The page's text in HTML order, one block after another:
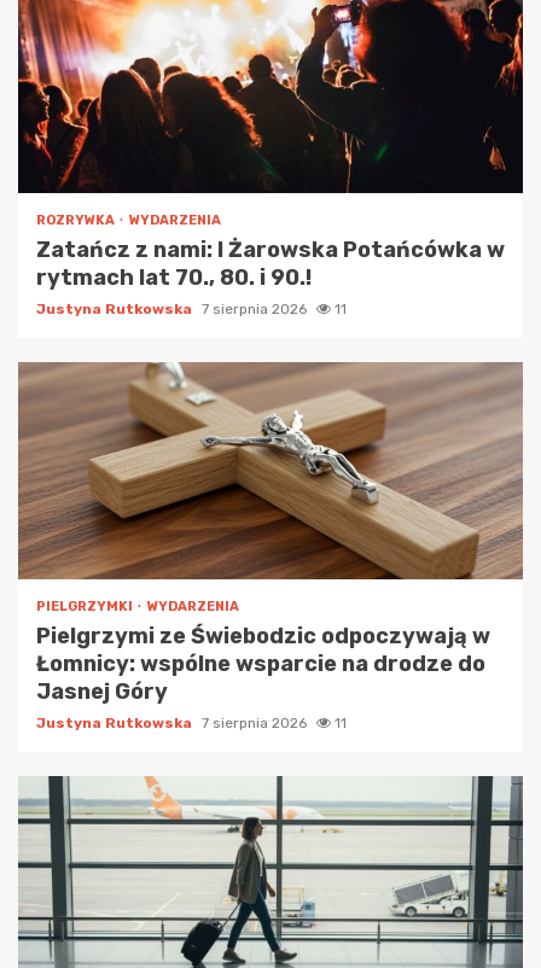
ROZRYWKA WYDARZENIA
Zatańcz z nami: I Żarowska Potańcówka w
rytmach lat 70., 80. i 90.!
Justyna Rutkowska 7 sierpnia 2026 11
PIELGRZYMKI WYDARZENIA
Pielgrzymi ze Świebodzic odpoczywają w
Łomnicy: wspólne wsparcie na drodze do
Jasnej Góry
Justyna Rutkowska 7 sierpnia 2026 11